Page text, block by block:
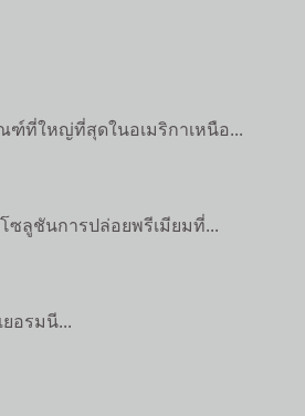
ฑ์ที่ใหญ่ที่สุดในอเมริกาเหนือ...
โซลูชันการปล่อยพรีเมียมที่...
ยอรมนี...